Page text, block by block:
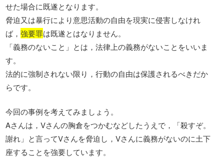
せた場合に既遂となります。
脅迫又は暴行により意思活動の自由を現実に侵害しなけれ
ば，強要罪は既遂とはなりません。
「義務のないこと」とは，法律上の義務がないことをいいま
す。
法的に強制されない限り，行動の自由は保護されるべきだか
らです。
今回の事例を考えてみましょう。
Aさんは，Vさんの胸倉をつかむなどしたうえで，「殺すぞ。
謝れ」と言ってVさんを脅迫し，Vさんに義務がないのに土下
座することを強要しています。